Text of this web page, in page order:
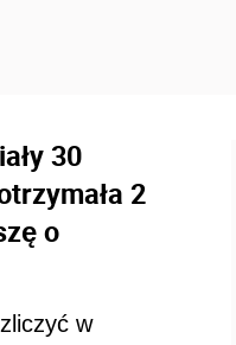
30
2
o
w